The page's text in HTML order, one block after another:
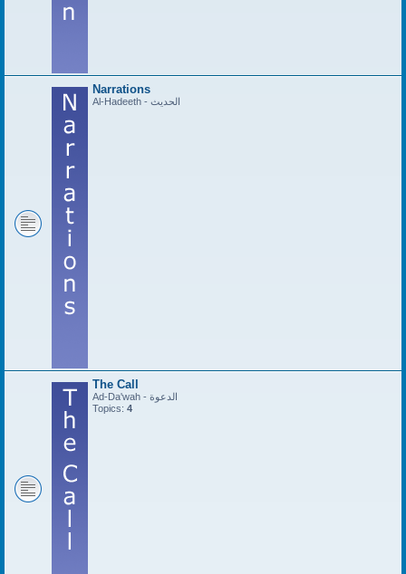
Narrations
Al-Hadeeth - الحديث
The Call
Ad-Da'wah - الدعوة
Topics: 4